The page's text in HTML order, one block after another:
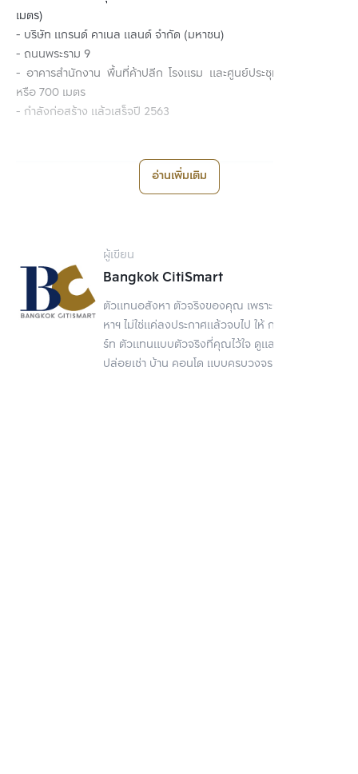
เมตร)
- บริษัท แกรนด์ คาเนล แลนด์ จำกัด (มหาชน)
- ถนนพระราม 9
- อาคารสำนักงาน พื้นที่ค้าปลีก โรงแรม และศูนย์ประชุม สูง 130 ชั้น
หรือ 700 เมตร
- กำลังก่อสร้าง แล้วเสร็จปี 2563
อ่านเพิ่มเติม
ผู้เขียน
Bangkok CitiSmart
ตัวแทนอสังหา ตัวจริงของคุณ เพราะการขายอสัง
หาฯ ไม่ใช่แค่ลงประกาศแล้วจบไป ให้ กรุงเทพ ซิตี้สมา
ร์ท ตัวแทนแบบตัวจริงที่คุณไว้ใจ ดูแลเรื่องขาย
ปล่อยเช่า บ้าน คอนโด แบบครบวงจร